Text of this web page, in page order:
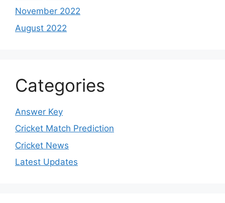
November 2022
August 2022
Categories
Answer Key
Cricket Match Prediction
Cricket News
Latest Updates